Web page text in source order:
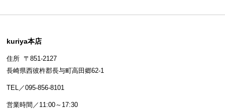
kuriya本店
住所 〒851-2127
長崎県西彼杵郡長与町高田郷62-1
TEL／095-856-8101
営業時間／11:00～17:30